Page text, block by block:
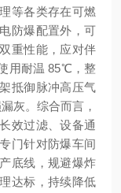
等各类存在可燃
防爆配置外，可
重性能，应对伴
用耐温 85℃，整
抵御脉冲高压气
灰。综合而言，
效过滤、设备通
门针对防爆车间
底线，规避爆炸
达标，持续降低